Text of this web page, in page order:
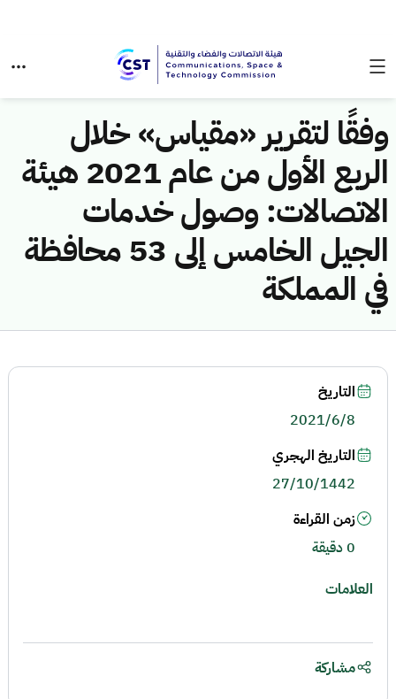
وفقًا لتقرير «مقياس» خلال
الربع الأول من عام 2021 هيئة
الاتصالات: وصول خدمات
الجيل الخامس إلى 53 محافظة
في المملكة
التاريخ
2021/6/8
التاريخ الهجري
27/10/1442
زمن القراءة
0 دقيقة
العلامات
مشاركة